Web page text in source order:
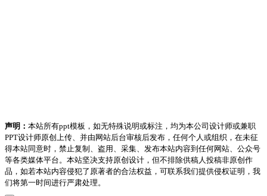
声明： 本站所有ppt模板，如无特殊说明或标注，均为本公司设计师或兼职
PPT设计师原创上传、并由网站后台审核后发布，任何个人或组织，在未征
得本站同意时，禁止复制、盗用、采集、发布本站内容到任何网站、公众号
等各类媒体平台。本站坚决支持原创设计，但不排除供稿人投稿非原创作
品，如若本站内容侵犯了原著者的合法权益，可联系我们提供侵权证明，我
们将第一时间进行严肃处理。